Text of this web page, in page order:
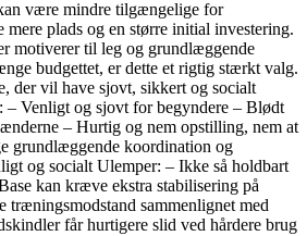
være mindre tilgængelige for
plads og en større initial investering.
motiverer til leg og grundlæggende
budgettet, er dette et rigtig stærkt valg.
der vil have sjovt, sikkert og socialt
Venligt og sjovt for begyndere – Blødt
– Hurtig og nem opstilling, nem at
grundlæggende koordination og
og socialt Ulemper: – Ikke så holdbart
kan kræve ekstra stabilisering på
træningsmodstand sammenlignet med
får hurtigere slid ved hårdere brug